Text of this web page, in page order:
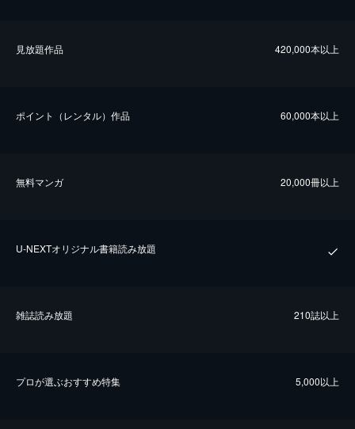
⾒放題作品 420,000本以上
ポイント（レンタル）作品 60,000本以上
無料マンガ 20,000冊以上
U-NEXTオリジナル書籍読み放題
雑誌読み放題 210誌以上
プロが選ぶおすすめ特集 5,000以上